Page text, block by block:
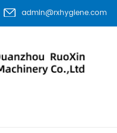
admin@rxhygiene.com